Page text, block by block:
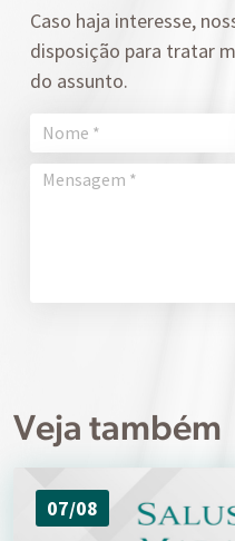
Caso haja interesse,
disposição para tratar
do assunto.
Veja também
07/08